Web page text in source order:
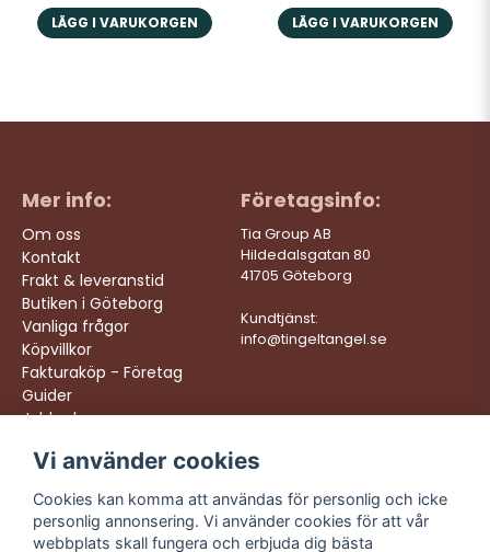
LÄGG I VARUKORGEN LÄGG I VARUKORGEN
Mer info:
Om oss
Kontakt
Frakt & leveranstid
Butiken i Göteborg
Vanliga frågor
Köpvillkor
Fakturaköp - Företag
Guider
Jobba hos oss
Företagsinfo:
Tia Group AB
Hildedalsgatan 80
41705 Göteborg
Kundtjänst:
info@tingeltangel.se
Följ oss:
Instagram
Facebook
Vi levererar:
Snabba leveranser
Trygga köp
Fri frakt över 499:-
Vi använder cookies
Cookies kan komma att användas för personlig och icke
personlig annonsering. Vi använder cookies för att vår
webbplats skall fungera och erbjuda dig bästa